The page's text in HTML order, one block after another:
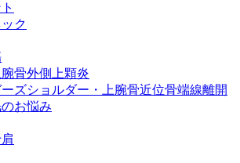
ク
骨外側上顆炎
ズショルダー・上腕骨近位骨端線離開
お悩み